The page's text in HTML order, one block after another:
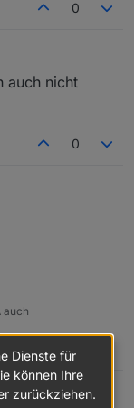
0
auch nicht
0
anstecke,
ist das so in
CC2531 an, sehe
auch
Dienste für
können Ihre
zurückziehen.